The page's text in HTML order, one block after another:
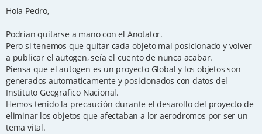
s
Hola Pedro,
Podrían quitarse a mano con el Anotator.
Pero si tenemos que quitar cada objeto mal posicionado y volver
a publicar el autogen, seía el cuento de nunca acabar.
Piensa que el autogen es un proyecto Global y los objetos son
generados automaticamente y posicionados con datos del
Instituto Geografico Nacional.
Hemos tenido la precaución durante el desarollo del proyecto de
eliminar los objetos que afectaban a lor aerodromos por ser un
tema vital.